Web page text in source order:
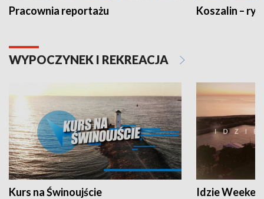
Pracownia reportażu Koszalin –
WYPOCZYNEK I REKREACJA
Kurs na Świnoujście Idzie